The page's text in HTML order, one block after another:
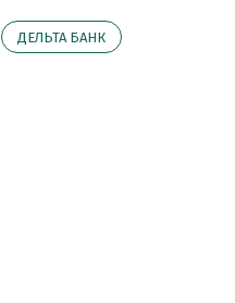
ДЕЛЬТА БАНК